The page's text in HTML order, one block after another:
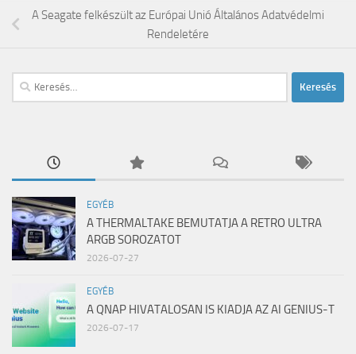
A Seagate felkészült az Európai Unió Általános Adatvédelmi
Rendeletére
Keresés:
EGYÉB
A THERMALTAKE BEMUTATJA A RETRO ULTRA
ARGB SOROZATOT
2026-07-27
EGYÉB
A QNAP HIVATALOSAN IS KIADJA AZ AI GENIUS-T
2026-07-17